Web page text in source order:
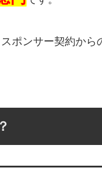
ポンサー契約から